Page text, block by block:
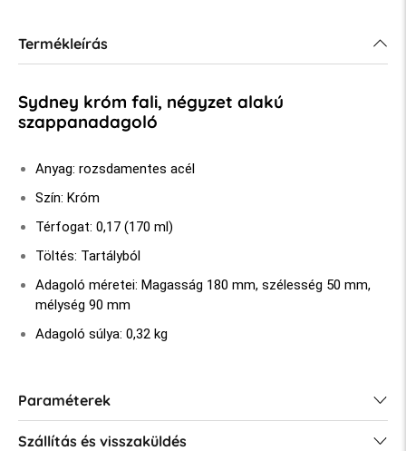
Termékleírás
Sydney króm fali, négyzet alakú
szappanadagoló
Anyag: rozsdamentes acél
Szín: Króm
Térfogat: 0,17 (170 ml)
Töltés: Tartályból
Adagoló méretei: Magasság 180 mm, szélesség 50 mm,
mélység 90 mm
Adagoló súlya: 0,32 kg
Paraméterek
Szállítás és visszaküldés